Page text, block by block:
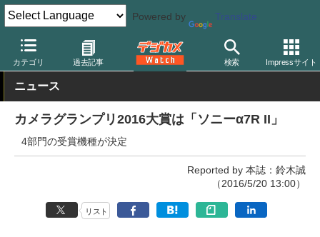
Powered by Translate
カテゴリ 過去記事 検索 Impressサイト
デジカメ Watch 業界動向 団体
ニュース
カメラグランプリ2016大賞は「ソニーα7R II」
4部門の受賞機種が決定
Reported by 本誌：鈴木誠
（2016/5/20 13:00）
リスト